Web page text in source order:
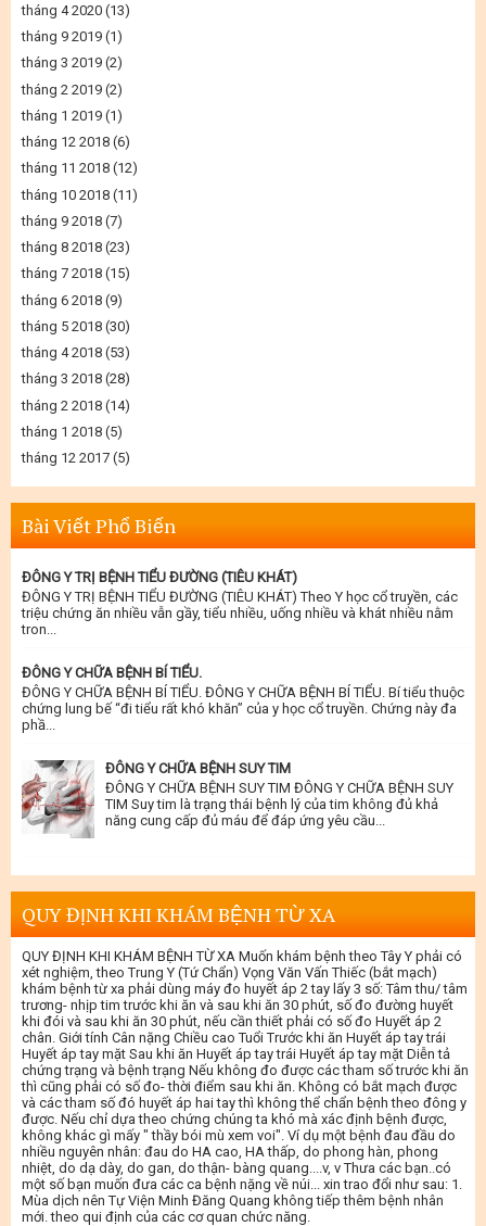
tháng 4 2020 (13)
tháng 9 2019 (1)
tháng 3 2019 (2)
tháng 2 2019 (2)
tháng 1 2019 (1)
tháng 12 2018 (6)
tháng 11 2018 (12)
tháng 10 2018 (11)
tháng 9 2018 (7)
tháng 8 2018 (23)
tháng 7 2018 (15)
tháng 6 2018 (9)
tháng 5 2018 (30)
tháng 4 2018 (53)
tháng 3 2018 (28)
tháng 2 2018 (14)
tháng 1 2018 (5)
tháng 12 2017 (5)
Bài Viết Phổ Biến
ĐÔNG Y TRỊ BỆNH TIỂU ĐƯỜNG (TIÊU KHÁT)
ĐÔNG Y TRỊ BỆNH TIỂU ĐƯỜNG (TIÊU KHÁT) Theo Y học cổ truyền, các
triệu chứng ăn nhiều vẫn gầy, tiểu nhiều, uống nhiều và khát nhiều nằm
tron...
ĐÔNG Y CHỮA BỆNH BÍ TIỂU.
ĐÔNG Y CHỮA BỆNH BÍ TIỂU. ĐÔNG Y CHỮA BỆNH BÍ TIỂU. Bí tiểu thuộc
chứng lung bế “đi tiểu rất khó khăn” của y học cổ truyền. Chứng này đa
phầ...
ĐÔNG Y CHỮA BỆNH SUY TIM
ĐÔNG Y CHỮA BỆNH SUY TIM ĐÔNG Y CHỮA BỆNH SUY
TIM Suy tim là trạng thái bệnh lý của tim không đủ khả
năng cung cấp đủ máu để đáp ứng yêu cầu...
QUY ĐỊNH KHI KHÁM BỆNH TỪ XA
QUY ĐỊNH KHI KHÁM BỆNH TỪ XA Muốn khám bệnh theo Tây Y phải có
xét nghiệm, theo Trung Y (Tứ Chẩn) Vọng Văn Vấn Thiếc (bắt mạch)
khám bệnh từ xa phải dùng máy đo huyết áp 2 tay lấy 3 số: Tâm thu/ tâm
trương- nhịp tim trước khi ăn và sau khi ăn 30 phút, số đo đường huyết
khi đói và sau khi ăn 30 phút, nếu cần thiết phải có số đo Huyết áp 2
chân. Giới tính Cân nặng Chiều cao Tuổi Trước khi ăn Huyết áp tay trái
Huyết áp tay mặt Sau khi ăn Huyết áp tay trái Huyết áp tay mặt Diễn tả
chứng trạng và bệnh trạng Nếu không đo được các tham số trước khi ăn
thì cũng phải có số đo- thời điểm sau khi ăn. Không có bắt mạch được
và các tham số đó huyết áp hai tay thì không thể chẩn bệnh theo đông y
được. Nếu chỉ dựa theo chứng chúng ta khó mà xác định bệnh được,
không khác gì mấy " thầy bói mù xem voi". Ví dụ một bệnh đau đầu do
nhiều nguyên nhân: đau do HA cao, HA thấp, do phong hàn, phong
nhiệt, do dạ dày, do gan, do thận- bàng quang....v, v Thưa các bạn..có
một số bạn muốn đưa các ca bệnh nặng về núi... xin trao đổi như sau: 1.
Mùa dịch nên Tự Viện Minh Đăng Quang không tiếp thêm bệnh nhân
mới. theo qui định của các cơ quan chức năng.